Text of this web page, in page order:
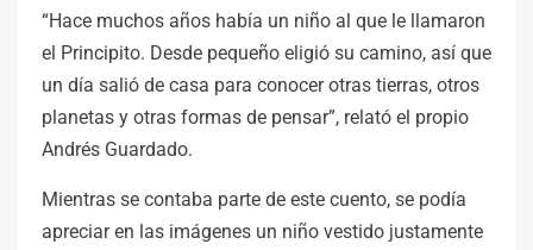
“Hace muchos años había un niño al que le llamaron
el Principito. Desde pequeño eligió su camino, así que
un día salió de casa para conocer otras tierras, otros
planetas y otras formas de pensar”, relató el propio
Andrés Guardado.
Mientras se contaba parte de este cuento, se podía
apreciar en las imágenes un niño vestido justamente